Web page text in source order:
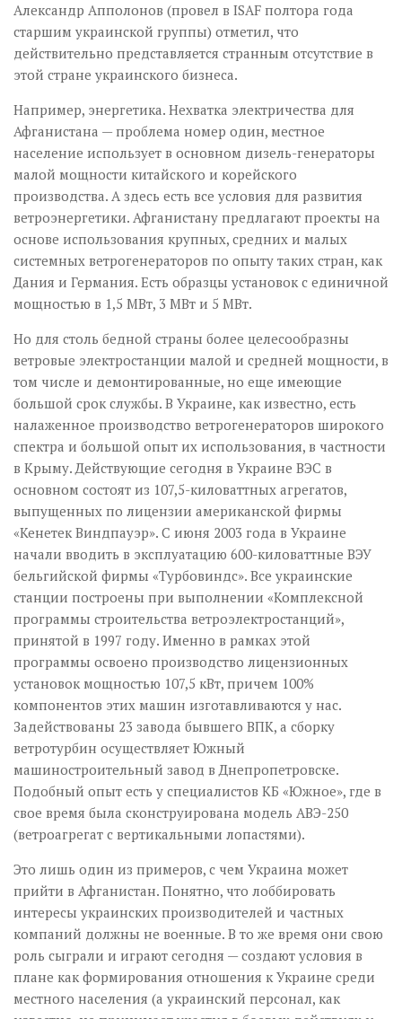
Александр Апполонов (провел в ISAF полтора года
старшим украинской группы) отметил, что
действительно представляется странным отсутствие в
этой стране украинского бизнеса.
Например, энергетика. Нехватка электричества для
Афганистана — проблема номер один, местное
население использует в основном дизель-генераторы
малой мощности китайского и корейского
производства. А здесь есть все условия для развития
ветроэнергетики. Афганистану предлагают проекты на
основе использования крупных, средних и малых
системных ветрогенераторов по опыту таких стран, как
Дания и Германия. Есть образцы установок с единичной
мощностью в 1,5 МВт, 3 МВт и 5 МВт.
Но для столь бедной страны более целесообразны
ветровые электростанции малой и средней мощности, в
том числе и демонтированные, но еще имеющие
большой срок службы. В Украине, как известно, есть
налаженное производство ветрогенераторов широкого
спектра и большой опыт их использования, в частности
в Крыму. Действующие сегодня в Украине ВЭС в
основном состоят из 107,5-киловаттных агрегатов,
выпущенных по лицензии американской фирмы
«Кенетек Виндпауэр». С июня 2003 года в Украине
начали вводить в эксплуатацию 600-киловаттные ВЭУ
бельгийской фирмы «Турбовиндс». Все украинские
станции построены при выполнении «Комплексной
программы строительства ветроэлектростанций»,
принятой в 1997 году. Именно в рамках этой
программы освоено производство лицензионных
установок мощностью 107,5 кВт, причем 100%
компонентов этих машин изготавливаются у нас.
Задействованы 23 завода бывшего ВПК, а сборку
ветротурбин осуществляет Южный
машиностроительный завод в Днепропетровске.
Подобный опыт есть у специалистов КБ «Южное», где в
свое время была сконструирована модель АВЭ-250
(ветро­агрегат с вертикальными лопастями).
Это лишь один из примеров, с чем Украина может
прийти в Афганистан. Понятно, что лоббировать
интересы украинских производителей и частных
компаний должны не военные. В то же время они свою
роль сыграли и играют сегодня — создают условия в
плане как формирования отношения к Украине среди
местного населения (а украинский персонал, как